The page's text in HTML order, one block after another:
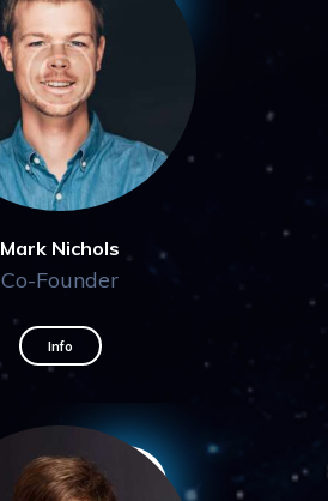
Mark Nichols
Co-Founder
Info